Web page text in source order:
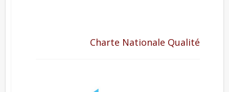
Charte Nationale Qualité